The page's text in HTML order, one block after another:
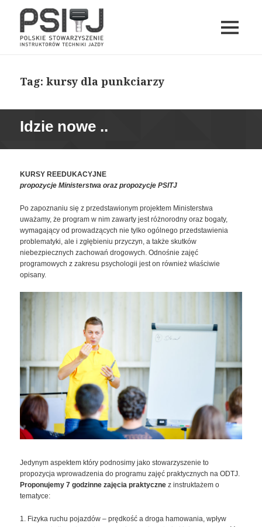
Tag:kursy dla punkciarzy
Idzie nowe ..
KURSY REEDUKACYJNE
propozycje Ministerstwa oraz propozycje PSITJ
Po zapoznaniu się z przedstawionym projektem Ministerstwa
uważamy, że program w nim zawarty jest różnorodny oraz bogaty,
wymagający od prowadzących nie tylko ogólnego przedstawienia
problematyki, ale i zgłębieniu przyczyn, a także skutków
niebezpiecznych zachowań drogowych. Odnośnie zajęć
programowych z zakresu psychologii jest on również właściwie
opisany.
Jedynym aspektem który podnosimy jako stowarzyszenie to
propozycja wprowadzenia do programu zajęć praktycznych na ODTJ.
Proponujemy 7 godzinne zajęcia praktyczne z instruktażem o
tematyce:
1. Fizyka ruchu pojazdów – prędkość a droga hamowania, wpływ